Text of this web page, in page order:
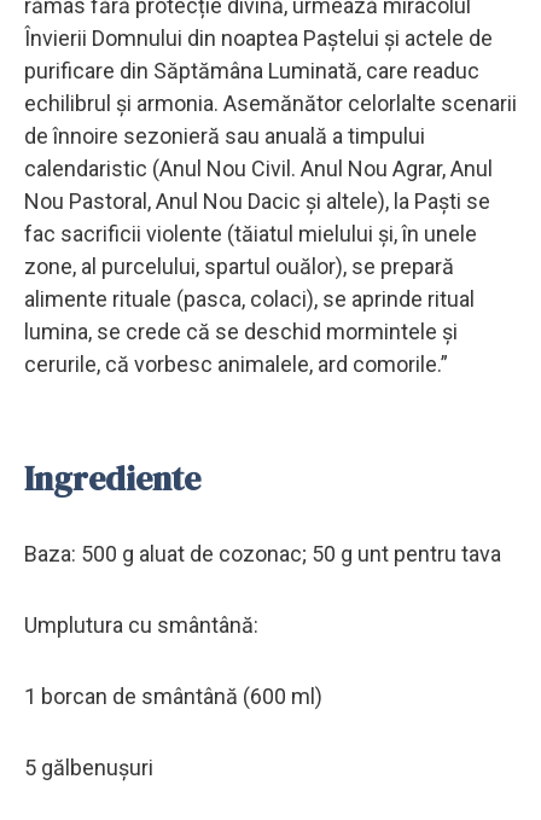
rămas fără protecție divină, urmează miracolul
Învierii Domnului din noaptea Paștelui și actele de
purificare din Săptămâna Luminată, care readuc
echilibrul și armonia. Asemănător celorlalte scenarii
de înnoire sezonieră sau anuală a timpului
calendaristic (Anul Nou Civil. Anul Nou Agrar, Anul
Nou Pastoral, Anul Nou Dacic și altele), la Paști se
fac sacrificii violente (tăiatul mielului și, în unele
zone, al purcelului, spartul ouălor), se prepară
alimente rituale (pasca, colaci), se aprinde ritual
lumina, se crede că se deschid mormintele și
cerurile, că vorbesc animalele, ard comorile.”
Ingrediente
Baza: 500 g aluat de cozonac; 50 g unt pentru tava
Umplutura cu smântână:
1 borcan de smântână (600 ml)
5 gălbenușuri